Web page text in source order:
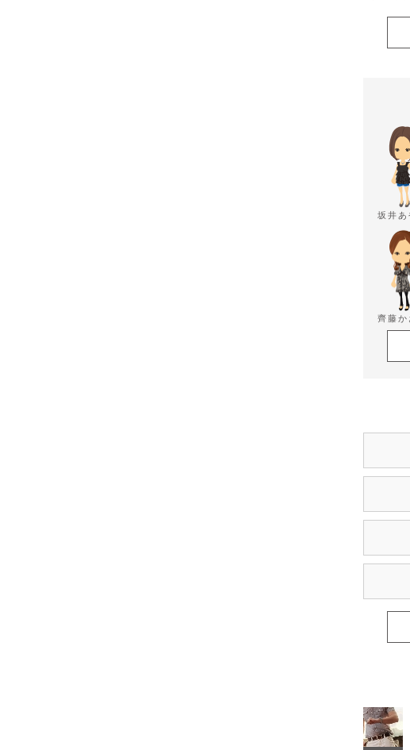
坂井あ
齊藤か